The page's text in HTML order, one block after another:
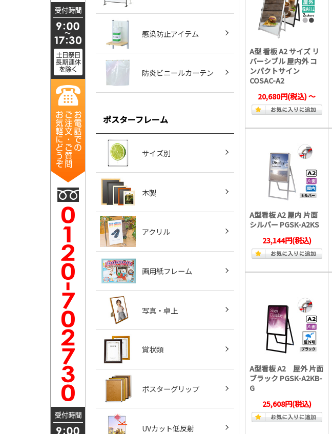
感染防止アイテム
防炎ビニールカーテン
ポスターフレーム
サイズ別
木製
アクリル
画用紙フレーム
写真・卓上
賞状類
ポスターグリップ
UVカット低反射
A型 看板 A2 サイズ リ
バーシブル 屋内外 コ
ンパクトサイン
COSAC-A2
20,680円(税込)～
A型看板 A2 屋内 片面
シルバー PGSK-A2KS
23,144円(税込)
A型看板 A2 屋外 片面
ブラック PGSK-A2KB-
G
25,608円(税込)